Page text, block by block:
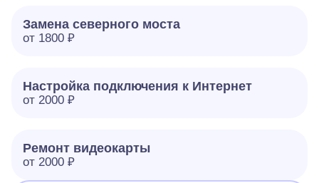
Замена северного моста
от 1800 ₽
Настройка подключения к Интернет
от 2000 ₽
Ремонт видеокарты
от 2000 ₽